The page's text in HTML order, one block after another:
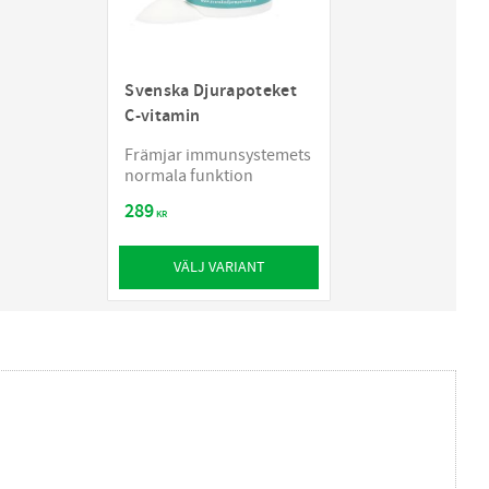
Svenska Djurapoteket
C-vitamin
Främjar immunsystemets
normala funktion
289KR
VÄLJ VARIANT